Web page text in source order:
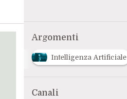
Argomenti
Intelligenza Artificiale
Canali